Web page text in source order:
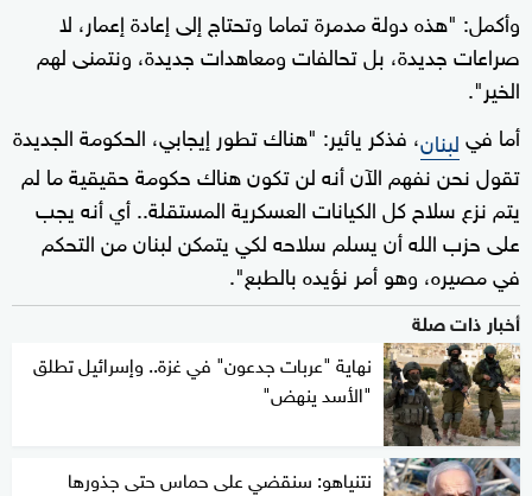
وأكمل: "هذه دولة مدمرة تماما وتحتاج إلى إعادة إعمار، لا
صراعات جديدة، بل تحالفات ومعاهدات جديدة، ونتمنى لهم
الخير".
أما فيلبنان، فذكر يائير: "هناك تطور إيجابي، الحكومة الجديدة
تقول نحن نفهم الآن أنه لن تكون هناك حكومة حقيقية ما لم
يتم نزع سلاح كل الكيانات العسكرية المستقلة.. أي أنه يجب
على حزب الله أن يسلم سلاحه لكي يتمكن لبنان من التحكم
في مصيره، وهو أمر نؤيده بالطبع".
أخبار ذات صلة
نهاية "عربات جدعون" في غزة.. وإسرائيل تطلق
"الأسد ينهض"
نتنياهو: سنقضي على حماس حتى جذورها